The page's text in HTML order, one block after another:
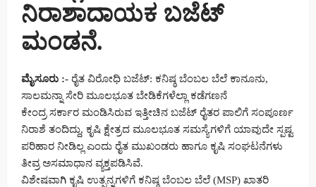
ನಿರಾಶಾದಾಯಕ ಬಜೆಟ್
ಮಂಡನೆ.
ಮೈಸೂರು :- ರೈತ ವಿರೋಧಿ ಬಜೆಟ್: ಕನಿಷ್ಠ ಬೆಂಬಲ ಬೆಲೆ ಕಾನೂನು,
ಸಾಲಮನ್ನಾ ಸೇರಿ ಮೂಲಭೂತ ಬೇಡಿಕೆಗಳೆಲ್ಲಾ ಕಡೆಗಣನೆ
ಕೇಂದ್ರ ಸರ್ಕಾರ ಮಂಡಿಸಿರುವ ಇತ್ತೀಚಿನ ಬಜೆಟ್ ರೈತರ ಪಾಲಿಗೆ ಸಂಪೂರ್ಣ
ನಿರಾಶೆ ತಂದಿದ್ದು, ಕೃಷಿ ಕ್ಷೇತ್ರದ ಮೂಲಭೂತ ಸಮಸ್ಯೆಗಳಿಗೆ ಯಾವುದೇ ಸ್ಪಷ್ಟ
ಪರಿಹಾರ ನೀಡಿಲ್ಲ ಎಂದು ರೈತ ಮುಖಂಡರು ಹಾಗೂ ಕೃಷಿ ಸಂಘಟನೆಗಳು
ತೀವ್ರ ಅಸಮಾಧಾನ ವ್ಯಕ್ತಪಡಿಸಿವೆ.
ವಿಶೇಷವಾಗಿ ಕೃಷಿ ಉತ್ಪನ್ನಗಳಿಗೆ ಕನಿಷ್ಠ ಬೆಂಬಲ ಬೆಲೆ (MSP) ಖಾತರಿ